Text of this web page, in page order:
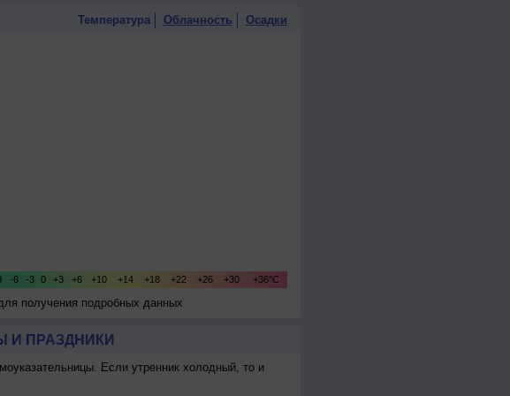
Температура Облачность Осадки
получения подробных данных
И ПРАЗДНИКИ
Если утренник холодный, то и